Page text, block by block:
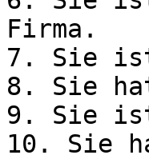
Firma.
7. Sie
8. Sie
9. Sie
10. Sie